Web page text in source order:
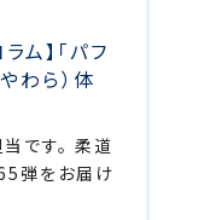
ム】「パフ
わら）体
です。 柔道
弾をお届け